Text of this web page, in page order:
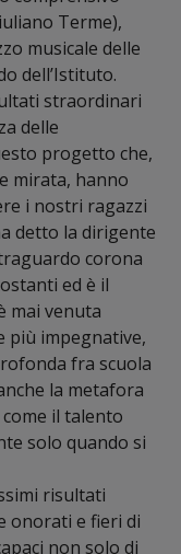
Terme),
musicale delle
dell’Istituto.
straordinari
delle
progetto che,
mirata, hanno
i nostri ragazzi
detto la dirigente
corona
ed è il
mai venuta
più impegnative,
fra scuola
la metafora
il talento
solo quando si
risultati
onorati e fieri di
non solo di